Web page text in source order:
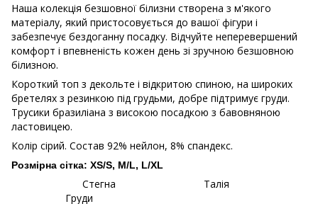
Наша колекція безшовної білизни створена з м'якого
матеріалу, який пристосовується до вашої фігури і
забезпечує бездоганну посадку. Відчуйте неперевершений
комфорт і впевненість кожен день зі зручною безшовною
білизною.
Короткий топ з декольте і відкритою спиною, на широких
бретелях з резинкою під грудьми, добре підтримує груди.
Трусики бразиліана з високою посадкою з бавовняною
ластовицею.
Колір сірий. Состав 92% нейлон, 8% спандекс.
Розмірна сітка: XS/S, M/L, L/XL
Стегна Талія
Груди